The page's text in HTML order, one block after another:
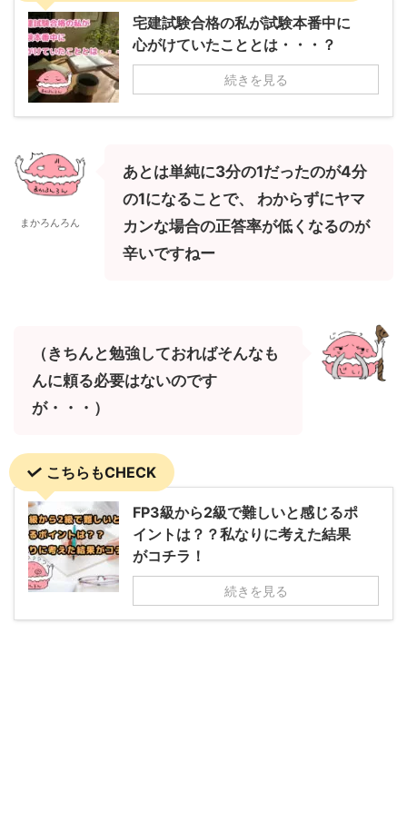
宅建試験合格の私が試験本番中に
心がけていたこととは・・・？
続きを見る
まかろんろん
あとは単純に3分の1だったのが4分
の1になることで、 わからずにヤマ
カンな場合の正答率が低くなるのが
辛いですねー
（きちんと勉強しておればそんなも
んに頼る必要はないのです
が・・・）
こちらもCHECK
FP3級から2級で難しいと感じるポ
イントは？？私なりに考えた結果
がコチラ！
続きを見る